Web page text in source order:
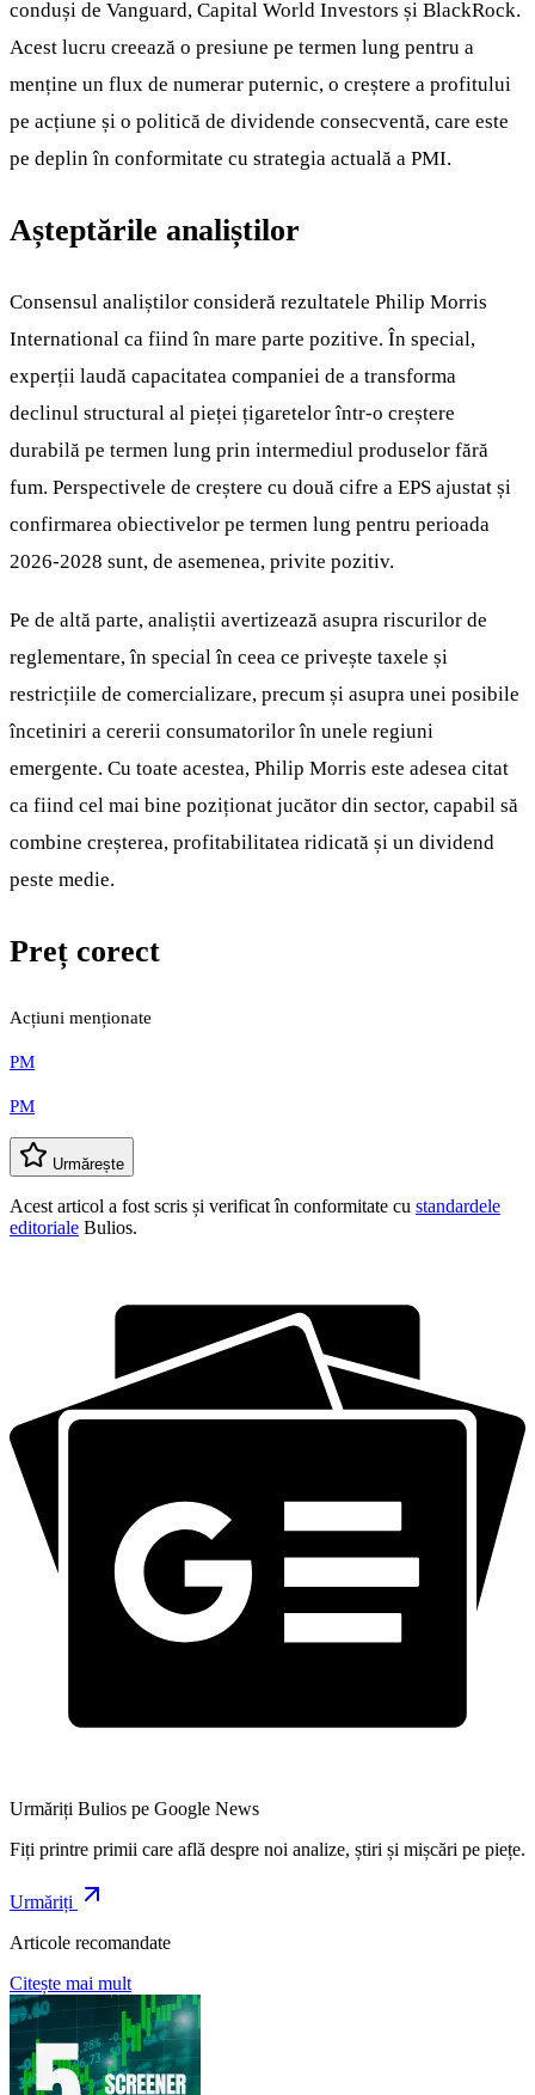
conduși de Vanguard, Capital World Investors și BlackRock.
Acest lucru creează o presiune pe termen lung pentru a
menține un flux de numerar puternic, o creștere a profitului
pe acțiune și o politică de dividende consecventă, care este
pe deplin în conformitate cu strategia actuală a PMI.
Așteptările analiștilor
Consensul analiștilor consideră rezultatele Philip Morris
International ca fiind în mare parte pozitive. În special,
experții laudă capacitatea companiei de a transforma
declinul structural al pieței țigaretelor într-o creștere
durabilă pe termen lung prin intermediul produselor fără
fum. Perspectivele de creștere cu două cifre a EPS ajustat și
confirmarea obiectivelor pe termen lung pentru perioada
2026-2028 sunt, de asemenea, privite pozitiv.
Pe de altă parte, analiștii avertizează asupra riscurilor de
reglementare, în special în ceea ce privește taxele și
restricțiile de comercializare, precum și asupra unei posibile
încetiniri a cererii consumatorilor în unele regiuni
emergente. Cu toate acestea, Philip Morris este adesea citat
ca fiind cel mai bine poziționat jucător din sector, capabil să
combine creșterea, profitabilitatea ridicată și un dividend
peste medie.
Preț corect
Acțiuni menționate
PM
PM
Urmărește
Acest articol a fost scris și verificat în conformitate cu standardele
editoriale Bulios.
Urmăriți Bulios pe Google News
Fiți printre primii care află despre noi analize, știri și mișcări pe piețe.
Urmăriți
Articole recomandate
Citește mai mult